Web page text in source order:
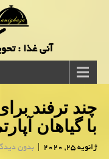
آنی غذا :
چند ترفند
با گیاهان
ژانویه 25, 2020 | بدون